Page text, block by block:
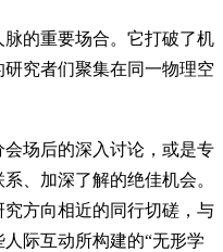
的重要场合。它打破了机
究者们聚集在同一物理空
场后的深入讨论，或是专
、加深了解的绝佳机会。
方向相近的同行切磋，与
际互动所构建的“无形学